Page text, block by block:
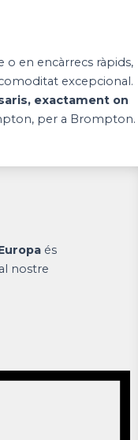
o en encàrrecs ràpids,
excepcional.
exactament on
per a Brompton.
és
nostre